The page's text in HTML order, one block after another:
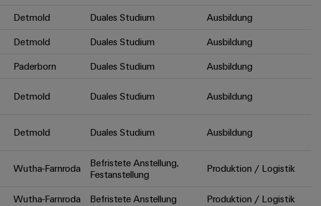
Detmold Duales Studium
Ausbildung
Detmold Duales Studium
Ausbildung
Paderborn Duales Studium
Ausbildung
Detmold Duales Studium Ausbildung
Detmold Duales Studium Ausbildung
Wutha-Farnroda
Befristete Anstellung,
Festanstellung
Produktion / Logistik
Wutha-Farnroda Befristete Anstellung
Produktion / Logistik